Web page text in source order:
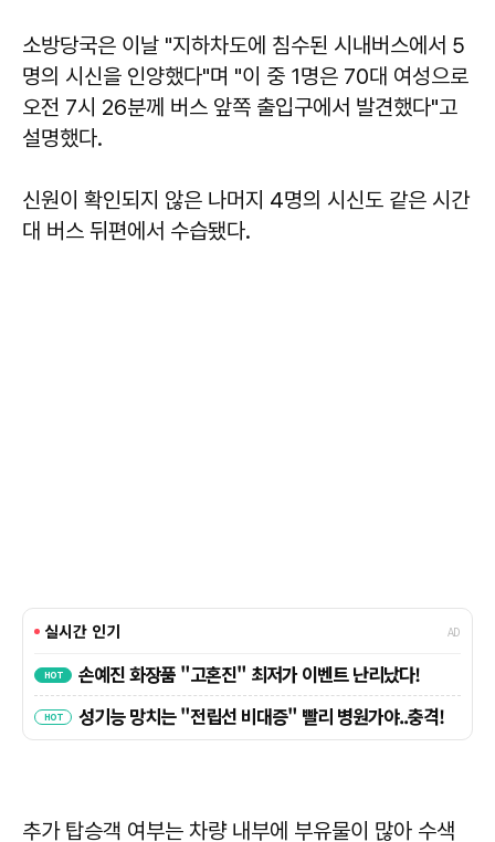
소방당국은 이날 "지하차도에 침수된 시내버스에서 5
명의 시신을 인양했다"며 "이 중 1명은 70대 여성으로
오전 7시 26분께 버스 앞쪽 출입구에서 발견했다"고
설명했다.
신원이 확인되지 않은 나머지 4명의 시신도 같은 시간
대 버스 뒤편에서 수습됐다.
추가 탑승객 여부는 차량 내부에 부유물이 많아 수색